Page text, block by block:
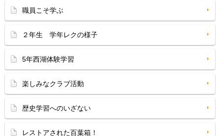
職員こそ学ぶ
２年生 学年レクの様子
5年西湖体験学習
楽しみなクラブ活動
歴史学習へのいざない
レストアされた百葉箱！